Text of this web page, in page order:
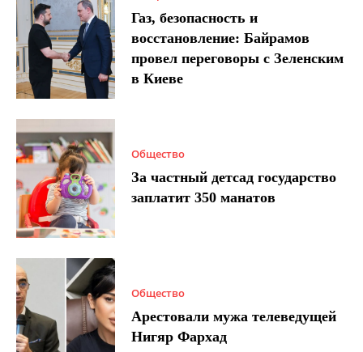
Газ, безопасность и
восстановление: Байрамов
провел переговоры с Зеленским
в Киеве
Общество
За частный детсад государство
заплатит 350 манатов
Общество
Арестовали мужа телеведущей
Нигяр Фархад